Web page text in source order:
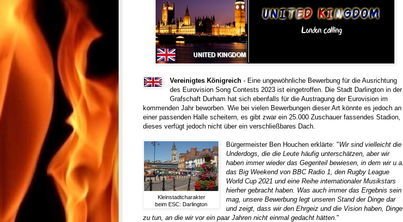
Vereinigtes Königreich - Eine ungewöhnliche Bewerbung für die Ausrichtung
des Eurovision Song Contests 2023 ist eingetroffen. Die Stadt Darlington in der
Grafschaft Durham hat sich ebenfalls für die Austragung der Eurovision im
kommenden Jahr beworben. Wie bei vielen Bewerbungen dieser Art könnte es jedoch an
einer passenden Halle scheitern, es gibt zwar ein 25.000 Zuschauer fassendes Stadion,
dieses verfügt jedoch nicht über ein verschließbares Dach.
Kleinstadtcharakter
beim ESC: Darlington
Bürgermeister Ben Houchen erklärte: "Wir sind vielleicht die
Underdogs, die die Leute häufig unterschätzen, aber wir
haben immer wieder das Gegenteil bewiesen, in dem wir u.a.
das Big Weekend von BBC Radio 1, den Rugby League
World Cup 2021 und eine Reihe internationaler Musikstars
hierher gebracht haben. Was auch immer das Ergebnis sein
mag, unsere Bewerbung legt unseren Stand der Dinge dar
und zeigt, dass wir den Ehrgeiz und die Vision haben, Dinge
zu tun, an die wir vor ein paar Jahren nicht einmal gedacht hätten. "